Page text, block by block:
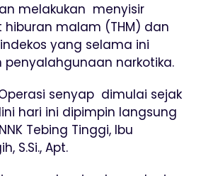
melakukan menyisir
malam (THM) dan
yang selama ini
narkotika.
senyap dimulai sejak
hari ini dipimpin langsung
Tebing Tinggi, Ibu
S.Si., Apt.